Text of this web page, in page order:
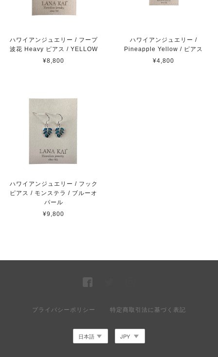
ハワイアンジュエリー / フープ
波花 Heavy ピアス / YELLOW
¥8,800
ハワイアンジュエリー /
Pineapple Yellow / ピアス
¥4,800
ハワイアンジュエリー / フック
ピアス / モンステラ / ブルーオ
パール
¥9,800
プライバシーポリシー 特定商取引法に基づく表記